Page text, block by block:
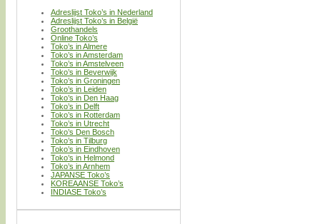
Adreslijst Toko’s in Nederland
Adreslijst Toko’s in België
Groothandels
Online Toko’s
Toko’s in Almere
Toko’s in Amsterdam
Toko’s in Amstelveen
Toko’s in Beverwijk
Toko’s in Groningen
Toko’s in Leiden
Toko’s in Den Haag
Toko’s in Delft
Toko’s in Rotterdam
Toko’s in Utrecht
Toko’s Den Bosch
Toko’s in Tilburg
Toko’s in Eindhoven
Toko’s in Helmond
Toko’s in Arnhem
JAPANSE Toko’s
KOREAANSE Toko’s
INDIASE Toko’s